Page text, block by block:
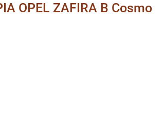
OPEL ZAFIRA B Cosmo